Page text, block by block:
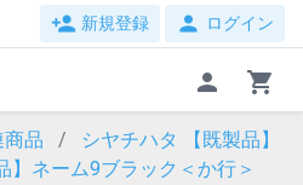
person_add 新規登録 person ログイン
person shopping_cart
商品
シヤチハタ 【既製品】
】ネーム9ブラック＜か行＞